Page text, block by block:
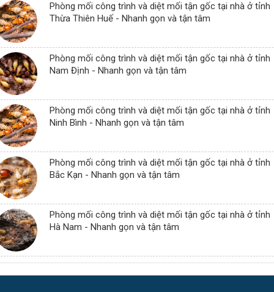
Phòng mối công trình và diệt mối tận gốc tại nhà ở tỉnh
Thừa Thiên Huế - Nhanh gọn và tận tâm
Phòng mối công trình và diệt mối tận gốc tại nhà ở tỉnh
Nam Định - Nhanh gọn và tận tâm
Phòng mối công trình và diệt mối tận gốc tại nhà ở tỉnh
Ninh Bình - Nhanh gọn và tận tâm
Phòng mối công trình và diệt mối tận gốc tại nhà ở tỉnh
Bắc Kạn - Nhanh gọn và tận tâm
Phòng mối công trình và diệt mối tận gốc tại nhà ở tỉnh
Hà Nam - Nhanh gọn và tận tâm